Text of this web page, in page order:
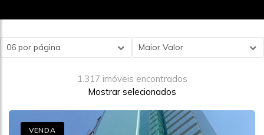
Maior Valor
06 por página
1.317 imóveis encontrados
Mostrar selecionados
VENDA